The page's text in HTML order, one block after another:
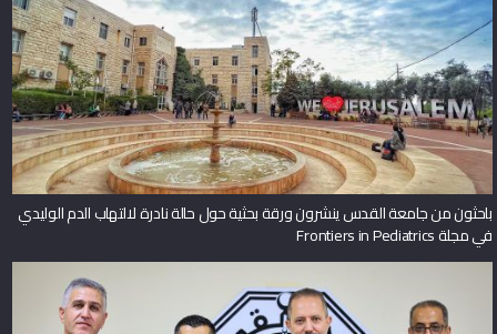
باحثون من جامعة القدس ينشرون ورقة بحثية حول حالة نادرة لالتهاب الدم الوليدي
في مجلة Frontiers in Pediatrics